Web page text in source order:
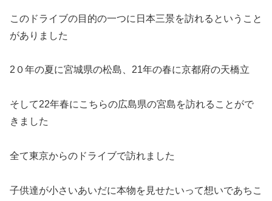
このドライブの目的の一つに日本三景を訪れるということ
がありました
2０年の夏に宮城県の松島、21年の春に京都府の天橋立
そして22年春にこちらの広島県の宮島を訪れることがで
きました
全て東京からのドライブで訪れました
子供達が小さいあいだに本物を見せたいって想いであちこ